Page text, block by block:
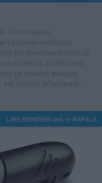
Τσάντα ώµου
χωρούν κασετίνες
µια εσωτερική θέση µε
κασετίνα αντίστοιχου
µε εύκολο άνοιγµα,
και πολλές εξωτερικές